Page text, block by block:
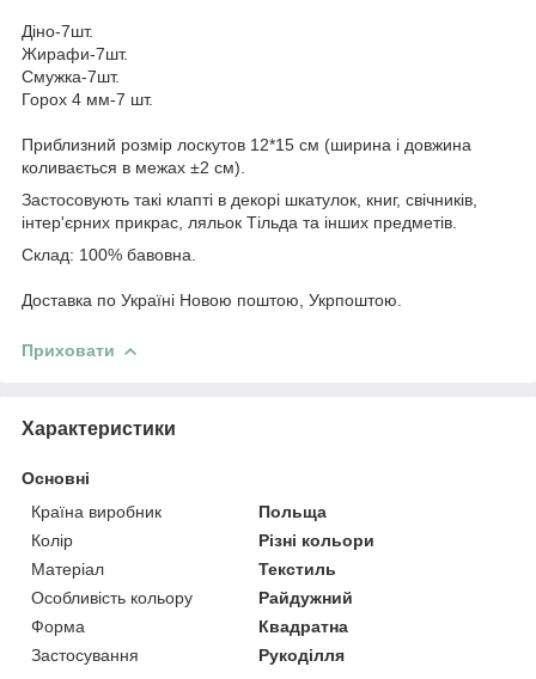
Діно-7шт.
Жирафи-7шт.
Смужка-7шт.
Горох 4 мм-7 шт.
Приблизний розмір лоскутов 12*15 см (ширина і довжина
коливається в межах ±2 см).
Застосовують такі клапті в декорі шкатулок, книг, свічників,
інтер'єрних прикрас, ляльок Тільда та інших предметів.
Склад: 100% бавовна.
Доставка по Україні Новою поштою, Укрпоштою.
Приховати
Характеристики
Основні
Країна виробник
Польща
Колір
Різні кольори
Матеріал
Текстиль
Особливість кольору
Райдужний
Форма
Квадратна
Застосування
Рукоділля